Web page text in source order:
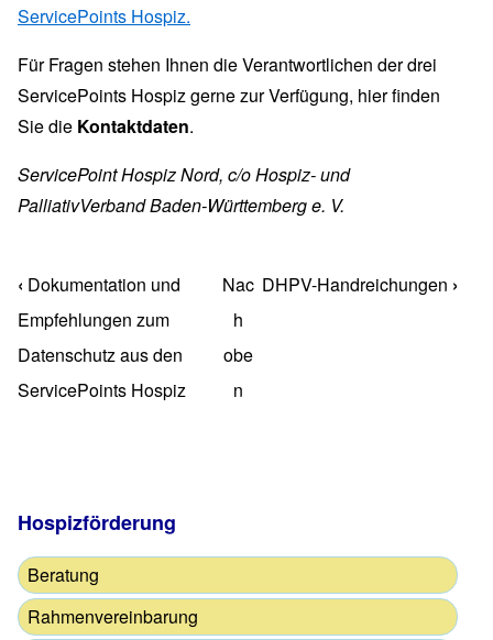
ServicePoints Hospiz.
Für Fragen stehen Ihnen die Verantwortlichen der drei
ServicePoints Hospiz gerne zur Verfügung, hier finden
Sie die Kontaktdaten.
ServicePoint Hospiz Nord, c/o Hospiz- und
PalliativVerband Baden-Württemberg e. V.
Links für das Blättern im Buch Ambulante
‹ Dokumentation und
Empfehlungen zum
Datenschutz aus den
ServicePoints Hospiz
Nac
h
obe
n
DHPV-Handreichungen ›
Hospizförderung
Beratung
Rahmenvereinbarung